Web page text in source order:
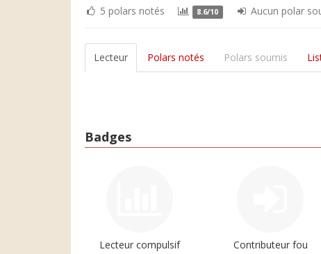
5 polars notés 8.6/10 Aucun polar
Lecteur Polars notés Polars soumis
Badges
Lecteur compulsif Contributeur fou